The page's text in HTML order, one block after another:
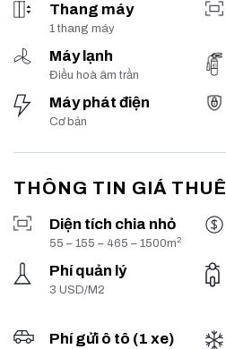
Thang máy
1 thang máy
Máy lạnh
Điều hoà âm trần
Máy phát điện
Cơ bản
THÔNG TIN GIÁ THUÊ
Diện tích chia nhỏ
55 – 155 – 465 – 1500m2
Phí quản lý
3 USD/M2
Phí gửi ô tô (1 xe)